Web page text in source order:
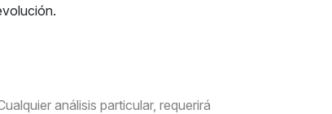
análisis particular, requerirá